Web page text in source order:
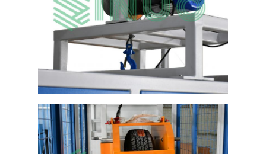
مختبر كفاءة الطاقة
معدات اختبار المركبات
بطارية اختبار المعدات
معدات الاختبار للمختبر الكهربائي
تبديل اختبار الحياة
الصمام معدات الاختبار